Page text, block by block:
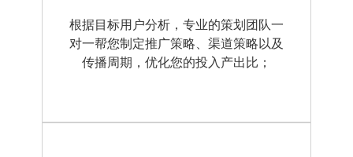
根据目标用户分析，专业的策划团队一
对一帮您制定推广策略、渠道策略以及
传播周期，优化您的投入产出比；